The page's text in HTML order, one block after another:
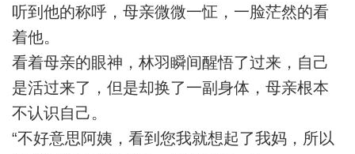
听到他的称呼，母亲微微一怔，一脸茫然的看
着他。
看着母亲的眼神，林羽瞬间醒悟了过来，自己
是活过来了，但是却换了一副身体，母亲根本
不认识自己。
“不好意思阿姨，看到您我就想起了我妈，所以